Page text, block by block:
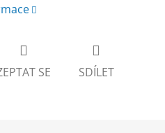
SE SDÍLET